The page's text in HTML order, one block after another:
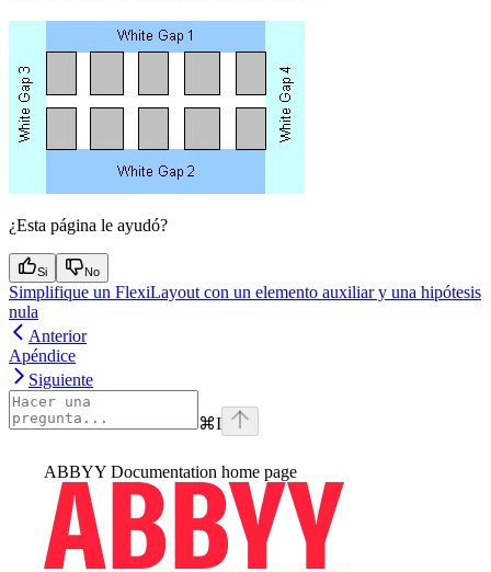
¿Esta página le ayudó?
Si No
Simplifique un FlexiLayout con un elemento auxiliar y una hipótesis
nula
Anterior
Apéndice
Siguiente
⌘I
ABBYY Documentation home page